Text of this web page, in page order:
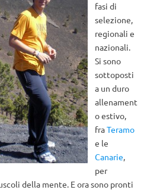
fasi di
selezione,
regionali e
nazionali.
Si sono
sottoposti
a un duro
allenament
o estivo,
fraTeramo
e le
Canarie,
per
della mente. E ora sono pronti